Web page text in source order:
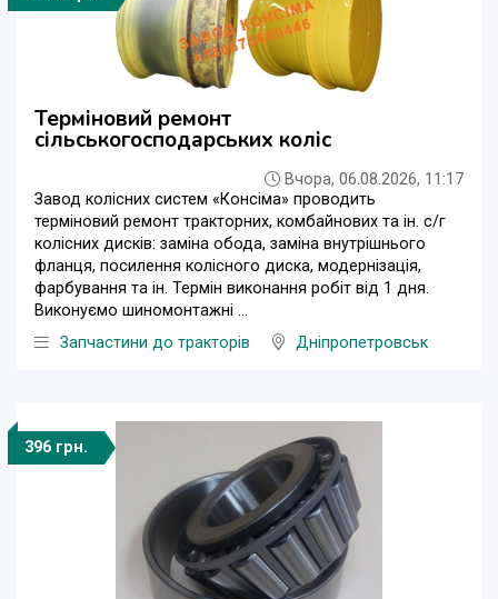
Терміновий ремонт
сільськогосподарських коліс
Вчора, 06.08.2026, 11:17
Завод колісних систем «Консіма» проводить
терміновий ремонт тракторних, комбайнових та ін. с/г
колісних дисків: заміна обода, заміна внутрішнього
фланця, посилення колісного диска, модернізація,
фарбування та ін. Термін виконання робіт від 1 дня.
Виконуємо шиномонтажні ...
Запчастини до тракторів
Дніпропетровськ
396 грн.